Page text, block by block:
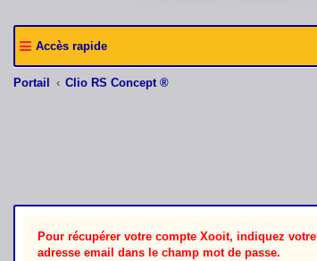
Accès rapide
Portail Clio RS Concept ®
Pour récupérer votre compte Xooit, indiquez
adresse email dans le champ mot de passe.